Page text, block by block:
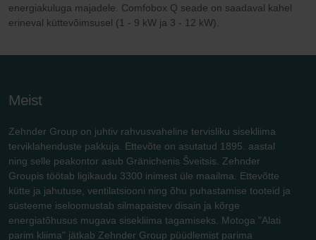
energiakuluga majadele. Comfobox Q seade on saadaval kahel
erineval küttevõimsusel (1 - 9 kW ja 3 - 12 kW).
Meist
Zehnder Group on juhtiv rahvusvaheline tervisliku sisekliima
terviklahenduste pakkuja. Ettevõte on asutatud 1895. aastal
ning selle peakontor asub Gränichenis Šveitsis. Zehnder
Groupis töötab ligikaudu 3300 inimest üle maailma. Ettevõtte
kütte ja jahutuse, ventilatsiooni ning õhu puhastamise tooteid ja
süsteeme iseloomustab silmapaistev disain ja kõrge
energiatõhusus mugava sisekliima tagamiseks. Motoga "Alati
parim kliima" jätkab Zehnder Group püüdlemist parima